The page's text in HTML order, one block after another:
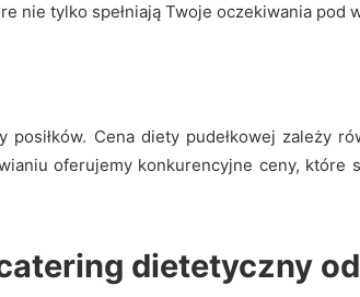
nie tylko spełniają Twoje oczekiwania
Cena diety pudełkowej zależy
oferujemy konkurencyjne ceny,
dietetyczny